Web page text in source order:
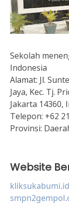
Sekolah
Indonesia
Alamat: Jl.
Jaya, Kec. Tj.
Jakarta 14360,
Telepon: +62
Provinsi:
Website
kliksukabumi.id